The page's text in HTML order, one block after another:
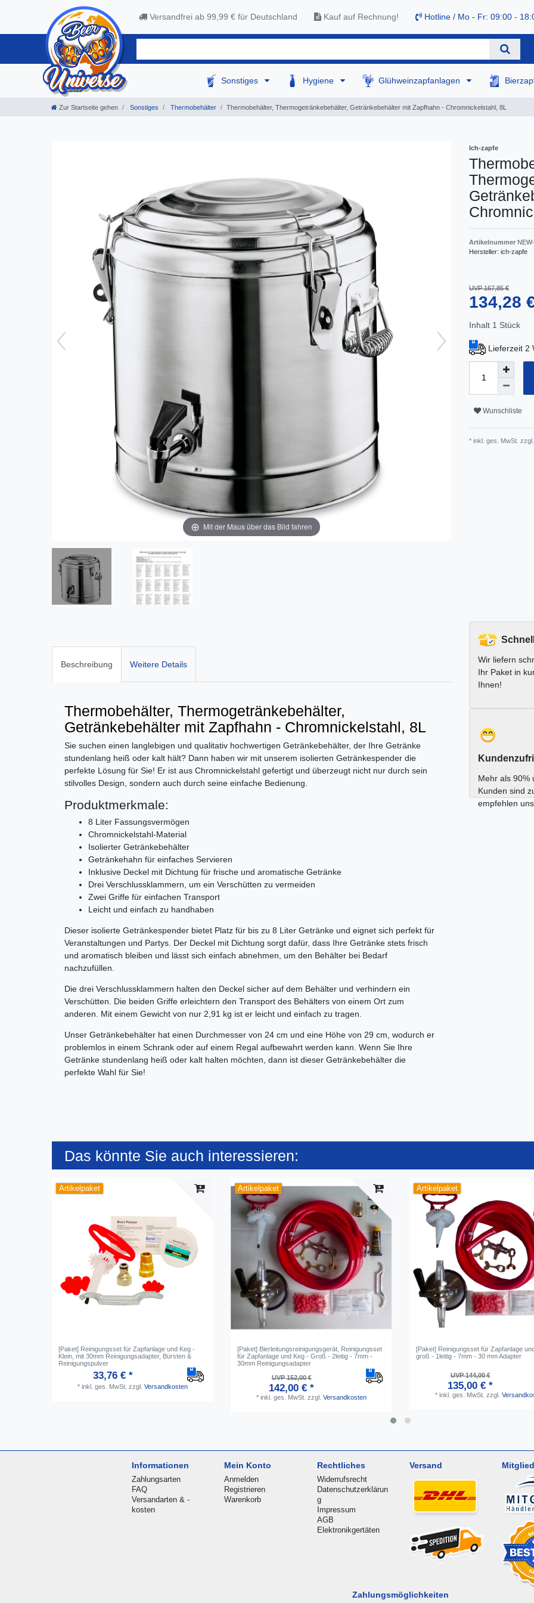
Versandfrei ab 99,99 € für Deutschland Kauf auf Rechnung! Hotline / Mo - Fr: 09:00 -
Sonstiges Hygiene Glühweinzapfanlagen
Zur Startseite gehen Sonstiges Thermobehälter Thermobehälter, Thermogetränkebehälter, Getränkebehälter mit Zapfhahn - Chromnickelstahl, 8L
Mit der Maus über das Bild fahren
Ich-zapfe
Artikelnummer
Hersteller: ich-zapfe
UVP 167,85 €
134,28
Inhalt 1 Stück
Lieferzeit 2
Wunschliste
* inkl. ges. MwSt. zzgl.
Beschreibung Weitere Details
Thermobehälter, Thermogetränkebehälter,
Getränkebehälter mit Zapfhahn - Chromnickelstahl, 8L
Sie suchen einen langlebigen und qualitativ hochwertigen Getränkebehälter, der Ihre Getränke
stundenlang heiß oder kalt hält? Dann haben wir mit unserem isolierten Getränkespender die
perfekte Lösung für Sie! Er ist aus Chromnickelstahl gefertigt und überzeugt nicht nur durch sein
stilvolles Design, sondern auch durch seine einfache Bedienung.
Produktmerkmale:
8 Liter Fassungsvermögen
Chromnickelstahl-Material
Isolierter Getränkebehälter
Getränkehahn für einfaches Servieren
Inklusive Deckel mit Dichtung für frische und aromatische Getränke
Drei Verschlussklammern, um ein Verschütten zu vermeiden
Zwei Griffe für einfachen Transport
Leicht und einfach zu handhaben
Dieser isolierte Getränkespender bietet Platz für bis zu 8 Liter Getränke und eignet sich perfekt für
Veranstaltungen und Partys. Der Deckel mit Dichtung sorgt dafür, dass Ihre Getränke stets frisch
und aromatisch bleiben und lässt sich einfach abnehmen, um den Behälter bei Bedarf
nachzufüllen.
Die drei Verschlussklammern halten den Deckel sicher auf dem Behälter und verhindern ein
Verschütten. Die beiden Griffe erleichtern den Transport des Behälters von einem Ort zum
anderen. Mit einem Gewicht von nur 2,91 kg ist er leicht und einfach zu tragen.
Unser Getränkebehälter hat einen Durchmesser von 24 cm und eine Höhe von 29 cm, wodurch er
problemlos in einem Schrank oder auf einem Regal aufbewahrt werden kann. Wenn Sie Ihre
Getränke stundenlang heiß oder kalt halten möchten, dann ist dieser Getränkebehälter die
perfekte Wahl für Sie!
Wir liefern
Ihr Paket in
Ihnen!
Mehr als 90%
Kunden sind
empfehlen
Das könnte Sie auch interessieren:
Artikelpaket
[Paket] Reinigungsset für Zapfanlage und Keg -
Klein, mit 30mm Reinigungsadapter, Bürsten &
Reinigungspulver
33,76 € *
* inkl. ges. MwSt. zzgl. Versandkosten
Artikelpaket
[Paket] Bierleitungsreinigungsgerät, Reinigungsset
für Zapfanlage und Keg - Groß - 2leitig - 7mm -
30mm Reinigungsadapter
UVP 152,00 €
142,00 € *
* inkl. ges. MwSt. zzgl. Versandkosten
Artikelpaket
[Paket] Reinigungsset für Zapfanlage
groß - 1leitig - 7mm - 30 mm Adapter
UVP 144,00 €
135,00 € *
* inkl. ges. MwSt. zzgl.
Informationen
Zahlungsarten
FAQ
Versandarten & -
kosten
Mein Konto
Anmelden
Registrieren
Warenkorb
Rechtliches
Widerrufsrecht
Datenschutzerklärun
g
Impressum
AGB
Elektronikgertäten
Versand
Zahlungsmöglichkeiten